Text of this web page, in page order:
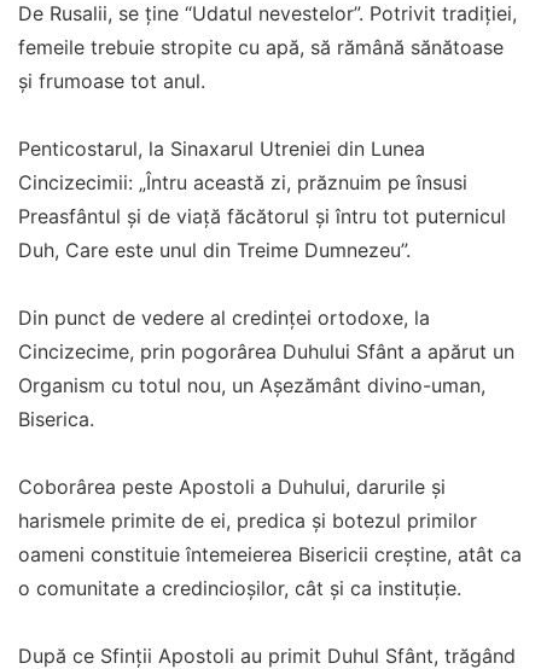
De Rusalii, se ţine “Udatul nevestelor”. Potrivit tradiţiei,
femeile trebuie stropite cu apă, să rămână sănătoase
şi frumoase tot anul.
Penticostarul, la Sinaxarul Utreniei din Lunea
Cincizecimii: „Întru această zi, prăznuim pe însusi
Preasfântul şi de viaţă făcătorul şi întru tot puternicul
Duh, Care este unul din Treime Dumnezeu”.
Din punct de vedere al credinței ortodoxe, la
Cincizecime, prin pogorârea Duhului Sfânt a apărut un
Organism cu totul nou, un Așezământ divino-uman,
Biserica.
Coborârea peste Apostoli a Duhului, darurile și
harismele primite de ei, predica și botezul primilor
oameni constituie întemeierea Bisericii creștine, atât ca
o comunitate a credincioșilor, cât și ca instituție.
După ce Sfinții Apostoli au primit Duhul Sfânt, trăgând